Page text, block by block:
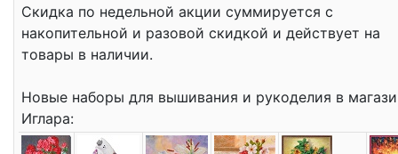
Скидка по недельной акции суммируется с
накопительной и разовой скидкой и действует на
товары в наличии.
Новые наборы для вышивания и рукоделия в
Иглара: